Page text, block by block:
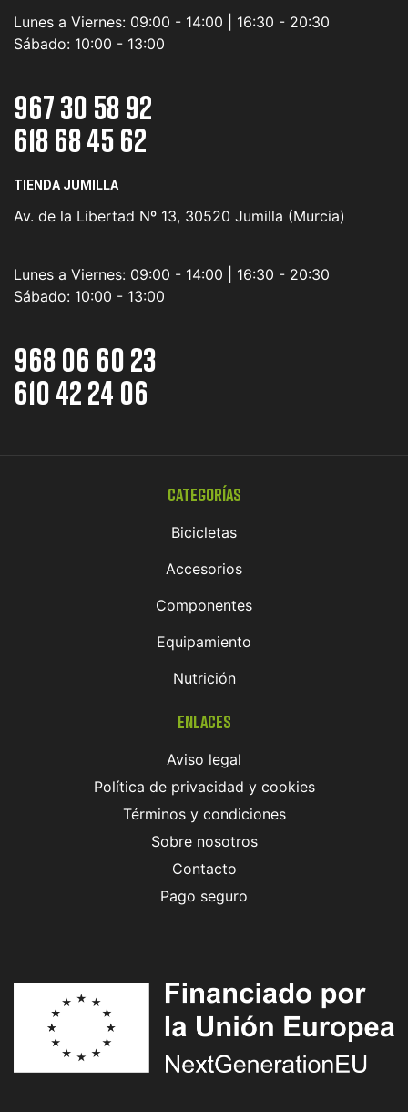
Lunes a Viernes: 09:00 - 14:00 | 16:30 - 20:30
Sábado: 10:00 - 13:00
967 30 58 92
618 68 45 62
TIENDA JUMILLA
Av. de la Libertad Nº 13, 30520 Jumilla (Murcia)
Lunes a Viernes: 09:00 - 14:00 | 16:30 - 20:30
Sábado: 10:00 - 13:00
968 06 60 23
610 42 24 06
Categorías
Bicicletas
Accesorios
Componentes
Equipamiento
Nutrición
Enlaces
Aviso legal
Política de privacidad y cookies
Términos y condiciones
Sobre nosotros
Contacto
Pago seguro